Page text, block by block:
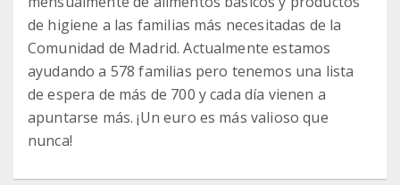
de higiene a las familias más necesitadas de la
Comunidad de Madrid. Actualmente estamos
ayudando a 578 familias pero tenemos una lista
de espera de más de 700 y cada día vienen a
apuntarse más. ¡Un euro es más valioso que
nunca!